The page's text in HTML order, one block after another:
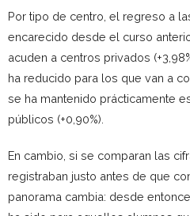
Por tipo de centro, el regreso a
encarecido desde el curso
acuden a centros privados
ha reducido para los que van a
se ha mantenido prácticamente
públicos (+0,90%).
En cambio, si se comparan las
registraban justo antes de que
panorama cambia: desde